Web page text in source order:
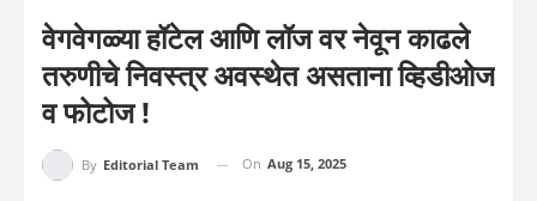
वेगवेगळ्या हॉटेल आणि लॉज वर नेवून काढले
तरुणीचे निवस्त्र अवस्थेत असताना व्हिडीओज
व फोटोज !
By Editorial Team On Aug 15, 2025